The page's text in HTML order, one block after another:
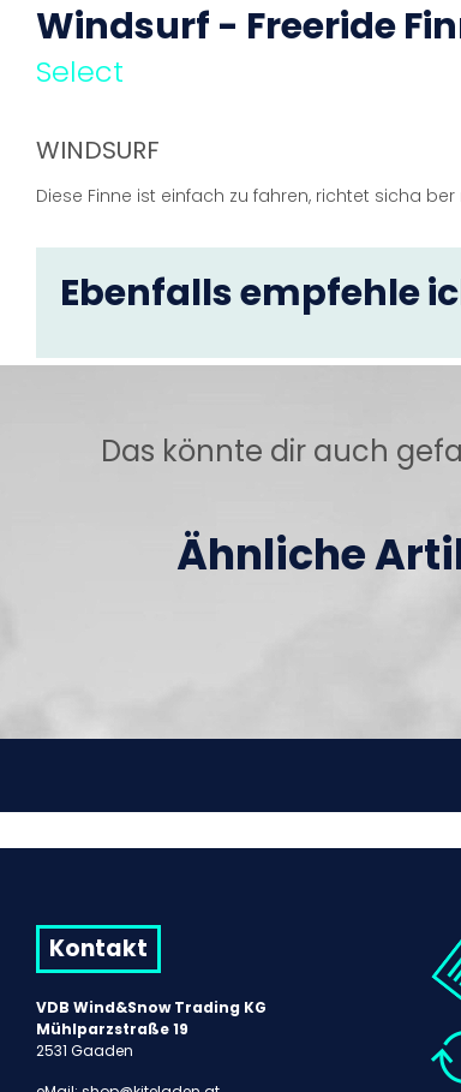
Windsurf - Freeride
Select
WINDSURF
Diese Finne ist einfach zu fahren, richtet sicha
Ebenfalls empfehle
Das könnte dir auch
Ähnliche
Kontakt
VDB Wind&Snow Trading KG
Mühlparzstraße 19
2531 Gaaden